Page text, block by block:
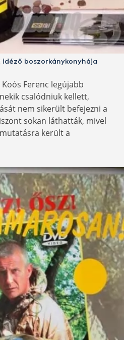
idéző boszorkánykonyhája
Ferenc legújabb
csalódniuk kellett,
nem sikerült befejezni a
sokan láthatták, mivel
került a